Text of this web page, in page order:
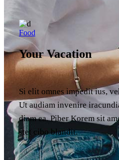
Food
Your Vacation
Si elit omnes impedit ius,
Ut audiam invenire
diam ea. Piber Korem sit
stet cibo blandit.